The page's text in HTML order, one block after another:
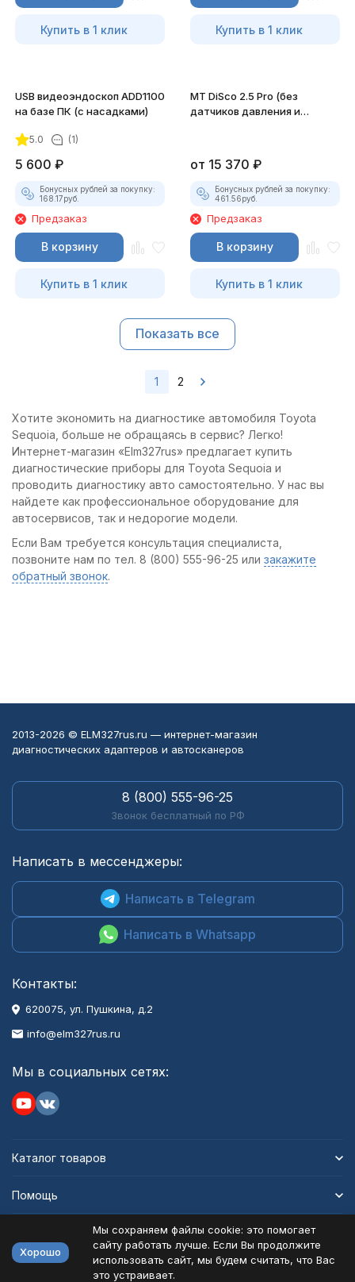
Купить в 1 клик Купить в 1 клик
USB видеоэндоскоп ADD1100
на базе ПК (с насадками)
5.0 (1)
5 600 ₽
Бонусных рублей за покупку:
168.17руб.
Предзаказ
В корзину
Купить в 1 клик
MT DiSco 2.5 Pro (без
датчиков давления и
от 15 370 ₽
Бонусных рублей за покупку:
461.56руб.
Предзаказ
В корзину
Купить в 1 клик
Показать все
1 2
Хотите экономить на диагностике автомобиля Toyota
Sequoia, больше не обращаясь в сервис? Легко!
Интернет-магазин «Elm327rus» предлагает купить
диагностические приборы для Toyota Sequoia и
проводить диагностику авто самостоятельно. У нас вы
найдете как профессиональное оборудование для
автосервисов, так и недорогие модели.
Если Вам требуется консультация специалиста,
позвоните нам по тел. 8 (800) 555-96-25 или закажите
обратный звонок.
2013-2026 © ELM327rus.ru — интернет-магазин
диагностических адаптеров и автосканеров
8 (800) 555-96-25
Звонок бесплатный по РФ
Написать в мессенджеры:
Написать в Telegram
Написать в Whatsapp
Контакты:
620075, ул. Пушкина, д.2
info@elm327rus.ru
Мы в социальных сетях:
Каталог товаров
Помощь
Хорошо
Мы сохраняем файлы cookie: это помогает
сайту работать лучше. Если Вы продолжите
использовать сайт, мы будем считать, что Вас
это устраивает.